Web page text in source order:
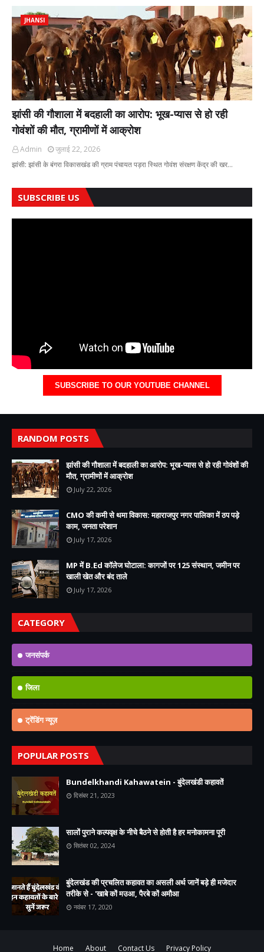
JHANSI
झांसी की गौशाला में बदहाली का आरोप: भूख-प्यास से हो रही
गोवंशों की मौत, ग्रामीणों में आक्रोश
Admin
जुलाई 22, 2026
झांसी: झांसी के बंगरा विकासखंड की ग्राम पंचायत पड़रा स्थित गोवंश संरक्षण केंद्र की खर…
SUBSCRIBE US
SUBSCRIBE TO OUR YOUTUBE CHANNEL
RANDOM POSTS
झांसी की गौशाला में बदहाली का आरोप: भूख-प्यास से हो रही गोवंशों की
मौत, ग्रामीणों में आक्रोश
July 22, 2026
CMO की कमी से थमा विकास: महाराजपुर नगर पालिका में ठप पड़े
काम, जनता परेशान
July 17, 2026
MP में B.Ed कॉलेज घोटाला: कागजों पर 125 संस्थान, जमीन पर
खाली खेत और बंद ताले
July 17, 2026
CATEGORY
जनसंपर्क
जिला
ट्रेंडिंग न्यूज़
POPULAR POSTS
Bundelkhandi Kahawatein - बुंदेलखंडी कहावतें
दिसंबर 21, 2023
सालों पुराने कल्पवृक्ष के नीचे बैठने से होती है हर मनोकामना पूरी
सितंबर 02, 2024
बुंदेलखंड की प्रचलित कहावत का असली अर्थ जानें बड़े ही मजेदार
तरीके से - 'खाबे कों मउआ, पैरबे कों अमौआ
नवंबर 17, 2020
Home About Contact Us Privacy Policy